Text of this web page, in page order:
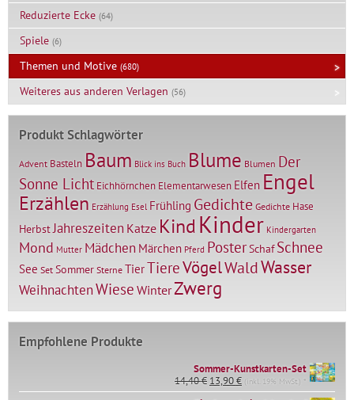
Reduzierte Ecke (64)
Spiele (6)
Themen und Motive (680)
Weiteres aus anderen Verlagen (56)
Produkt Schlagwörter
Advent Basteln Baum Blick ins Buch Blume Blumen Der
Sonne Licht Eichhörnchen Elementarwesen Elfen Engel
Erzählen Erzählung Esel Frühling Gedichte Gedichte Hase
HerbstJahreszeitenKatze KindKinder Kindergarten
Mond Mutter Mädchen Märchen Pferd PosterSchaf Schnee
See Set Sommer Sterne TierTiereVögelWaldWasser
WeihnachtenWiese WinterZwerg
Empfohlene Produkte
Sommer-Kunstkarten-Set
14,40€ Ursprünglicher
Preis
13,90€Aktueller
Preis
(inkl. 19% MwSt.) *